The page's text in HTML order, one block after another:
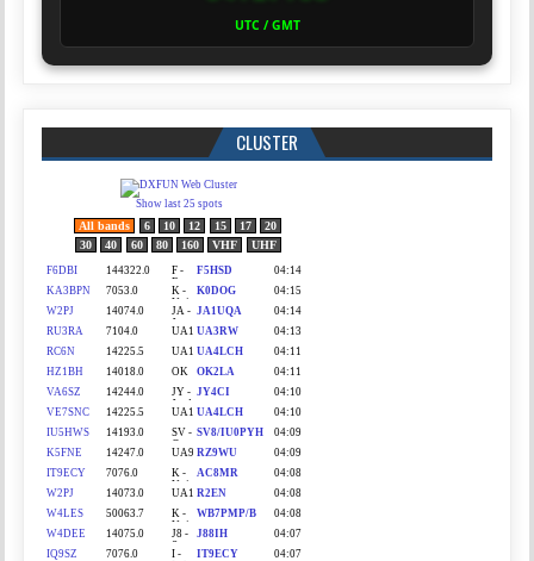
UTC / GMT
CLUSTER